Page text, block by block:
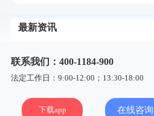
最新资讯
联系我们：400-1184-900
法定工作日：9:00-12:00；13:30-18:00
下载app 在线咨询